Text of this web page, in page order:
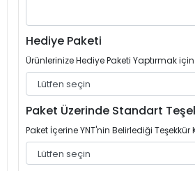
Hediye Paketi
Ürünlerinize Hediye Paketi Yaptırmak
Paket Üzerinde Standart
Paket İçerine YNT'nin Belirlediği Teşekkür